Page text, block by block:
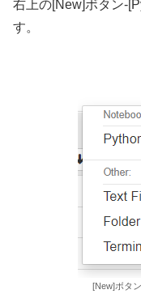
右上の[New]ボタン-
す。
[New]ボタ